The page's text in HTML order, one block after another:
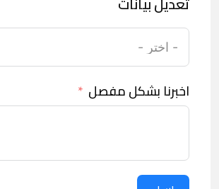
اخبرنا بشكل مفصل